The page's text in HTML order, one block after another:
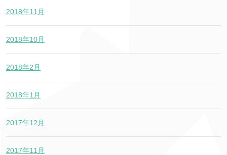
2018年11月
2018年10月
2018年2月
2018年1月
2017年12月
2017年11月